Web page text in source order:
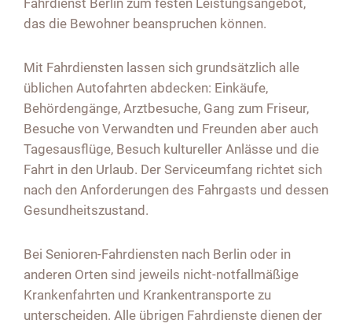
Fahrdienst Berlin zum festen Leistungsangebot,
das die Bewohner beanspruchen können.
Mit Fahrdiensten lassen sich grundsätzlich alle
üblichen Autofahrten abdecken: Einkäufe,
Behördengänge, Arztbesuche, Gang zum Friseur,
Besuche von Verwandten und Freunden aber auch
Tagesausflüge, Besuch kultureller Anlässe und die
Fahrt in den Urlaub. Der Serviceumfang richtet sich
nach den Anforderungen des Fahrgasts und dessen
Gesundheitszustand.
Bei Senioren-Fahrdiensten nach Berlin oder in
anderen Orten sind jeweils nicht-notfallmäßige
Krankenfahrten und Krankentransporte zu
unterscheiden. Alle übrigen Fahrdienste dienen der